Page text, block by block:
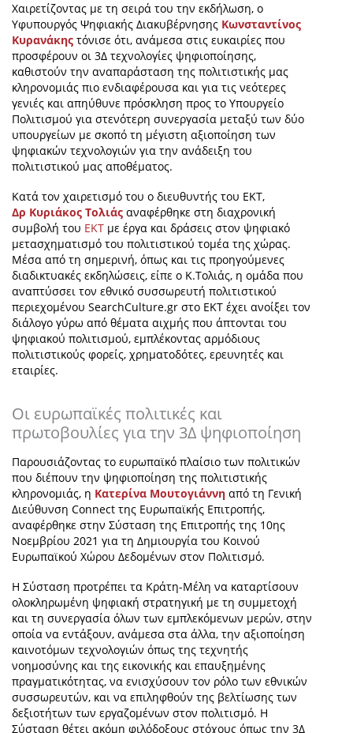
Χαιρετίζοντας με τη σειρά του την εκδήλωση, ο
Υφυπουργός Ψηφιακής Διακυβέρνησης Κωνσταντίνος
Κυρανάκης τόνισε ότι, ανάμεσα στις ευκαιρίες που
προσφέρουν οι 3Δ τεχνολογίες ψηφιοποίησης,
καθιστούν την αναπαράσταση της πολιτιστικής μας
κληρονομιάς πιο ενδιαφέρουσα και για τις νεότερες
γενιές και απηύθυνε πρόσκληση προς το Υπουργείο
Πολιτισμού για στενότερη συνεργασία μεταξύ των δύο
υπουργείων με σκοπό τη μέγιστη αξιοποίηση των
ψηφιακών τεχνολογιών για την ανάδειξη του
πολιτιστικού μας αποθέματος.
Κατά τον χαιρετισμό του ο διευθυντής του ΕΚΤ,
Δρ Κυριάκος Τολιάς αναφέρθηκε στη διαχρονική
συμβολή του ΕΚΤ με έργα και δράσεις στον ψηφιακό
μετασχηματισμό του πολιτιστικού τομέα της χώρας.
Μέσα από τη σημερινή, όπως και τις προηγούμενες
διαδικτυακές εκδηλώσεις, είπε ο Κ.Τολιάς, η ομάδα που
αναπτύσσει τον εθνικό συσσωρευτή πολιτιστικού
περιεχομένου SearchCulture.gr στο ΕΚΤ έχει ανοίξει τον
διάλογο γύρω από θέματα αιχμής που άπτονται του
ψηφιακού πολιτισμού, εμπλέκοντας αρμόδιους
πολιτιστικούς φορείς, χρηματοδότες, ερευνητές και
εταιρίες.
Οι ευρωπαϊκές πολιτικές και
πρωτοβουλίες για την 3Δ ψηφιοποίηση
Παρουσιάζοντας το ευρωπαϊκό πλαίσιο των πολιτικών
που διέπουν την ψηφιοποίηση της πολιτιστικής
κληρονομιάς, η Κατερίνα Μουτογιάννη από τη Γενική
Διεύθυνση Connect της Ευρωπαϊκής Επιτροπής,
αναφέρθηκε στην Σύσταση της Επιτροπής της 10ης
Νοεμβρίου 2021 για τη Δημιουργία του Κοινού
Ευρωπαϊκού Χώρου Δεδομένων στον Πολιτισμό.
Η Σύσταση προτρέπει τα Κράτη-Μέλη να καταρτίσουν
ολοκληρωμένη ψηφιακή στρατηγική με τη συμμετοχή
και τη συνεργασία όλων των εμπλεκόμενων μερών, στην
οποία να εντάξουν, ανάμεσα στα άλλα, την αξιοποίηση
καινοτόμων τεχνολογιών όπως της τεχνητής
νοημοσύνης και της εικονικής και επαυξημένης
πραγματικότητας, να ενισχύσουν τον ρόλο των εθνικών
συσσωρευτών, και να επιληφθούν της βελτίωσης των
δεξιοτήτων των εργαζομένων στον πολιτισμό. Η
Σύσταση θέτει ακόμη φιλόδοξους στόχους όπως την 3Δ